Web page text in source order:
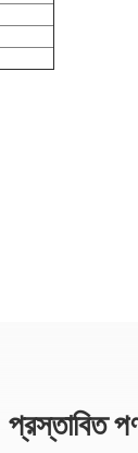
প্রস্তাবিত